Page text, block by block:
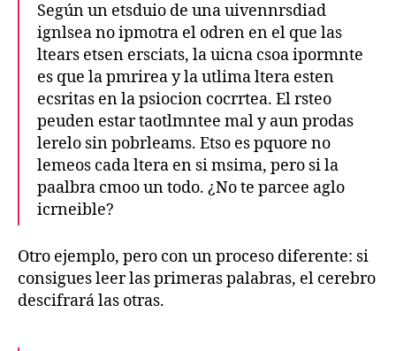
Según un etsduio de una uivennrsdiad
ignlsea no ipmotra el odren en el que las
ltears etsen ersciats, la uicna csoa ipormnte
es que la pmrirea y la utlima ltera esten
ecsritas en la psiocion cocrrtea. El rsteo
peuden estar taotlmntee mal y aun prodas
lerelo sin pobrleams. Etso es pquore no
lemeos cada ltera en si msima, pero si la
paalbra cmoo un todo. ¿No te parcee aglo
icrneible?
Otro ejemplo, pero con un proceso diferente: si
consigues leer las primeras palabras, el cerebro
descifrará las otras.